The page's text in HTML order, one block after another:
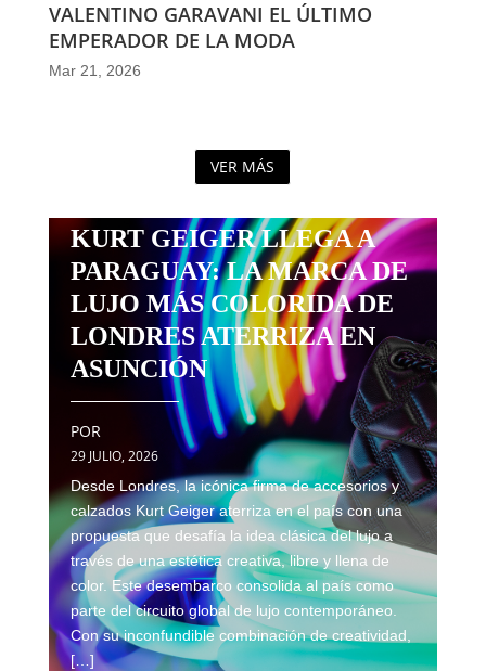
VALENTINO GARAVANI EL ÚLTIMO
EMPERADOR DE LA MODA
Mar 21, 2026
VER MÁS
KURT GEIGER LLEGA A
PARAGUAY: LA MARCA DE
LUJO MÁS COLORIDA DE
LONDRES ATERRIZA EN
ASUNCIÓN
POR
29 JULIO, 2026
Desde Londres, la icónica firma de accesorios y
calzados Kurt Geiger aterriza en el país con una
propuesta que desafía la idea clásica del lujo a
través de una estética creativa, libre y llena de
color. Este desembarco consolida al país como
parte del circuito global de lujo contemporáneo.
Con su inconfundible combinación de creatividad,
[…]